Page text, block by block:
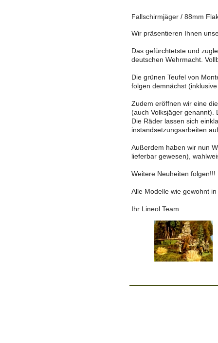
Fallschirmjäger / 88mm
Wir präsentieren Ihnen
Das gefürchtetste und
deutschen Wehrmacht.
Die grünen Teufel von
folgen demnächst
Zudem eröffnen wir eine
(auch Volksjäger genannt).
Die Räder lassen sich
instandsetzungsarbeiten
Außerdem haben wir nun
lieferbar gewesen),
Weitere Neuheiten folgen!!!
Alle Modelle wie gewohnt
Ihr Lineol Team